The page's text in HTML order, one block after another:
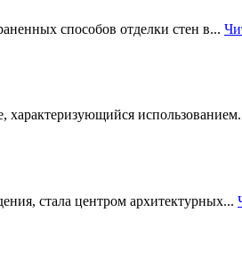
способов отделки стен в...
характеризующийся
стала центром архитектурных...